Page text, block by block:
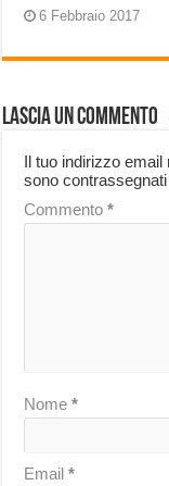
6 Febbraio 2017
Lascia un commento
Il tuo indirizzo email
sono
Commento*
Nome*
Email*